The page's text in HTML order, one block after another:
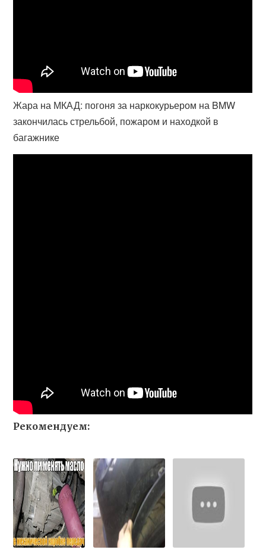
Жара на МКАД: погоня за наркокурьером на BMW
закончилась стрельбой, пожаром и находкой в
багажнике
Рекомендуем: